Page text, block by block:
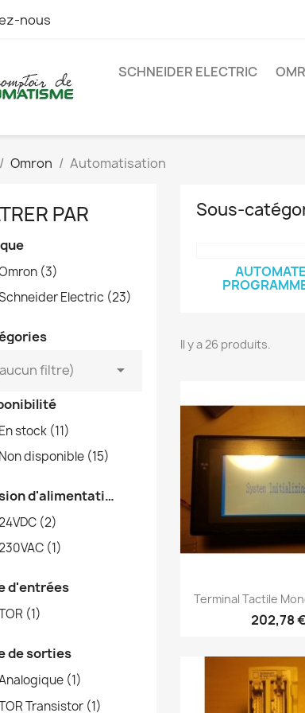
nous
SCHNEIDER ELECTRIC
Omron Automatisation
PAR
(3)
Electric (23)
filtre)

En stock (11)
Non disponible (15)
Tension d'alimentation
(2)
(1)
d'entrées
(1)
de sorties
(1)
Transistor (1)
Sous-
Il y a 26 produits.
Aperçu
Terminal Tactile
202,78 €